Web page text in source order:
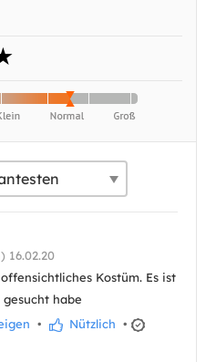
16.02.20
Kostüm. Es ist
habe
• Nützlich •